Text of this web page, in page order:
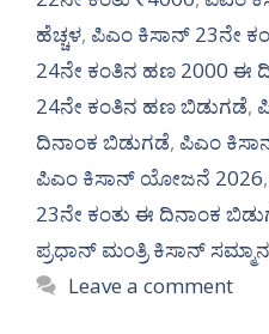
ಹೆಚ್ಚಳ, ಪಿಎಂ ಕಿಸಾನ್ 23ನೇ
24ನೇ ಕಂತಿನ ಹಣ 2000 ಈ
24ನೇ ಕಂತಿನ ಹಣ ಬಿಡುಗಡೆ,
ದಿನಾಂಕ ಬಿಡುಗಡೆ, ಪಿಎಂ
ಪಿಎಂ ಕಿಸಾನ್ ಯೋಜನೆ 2026,
23ನೇ ಕಂತು ಈ ದಿನಾಂಕ
ಪ್ರಧಾನ್ ಮಂತ್ರಿ ಕಿಸಾನ್
Leave a comment